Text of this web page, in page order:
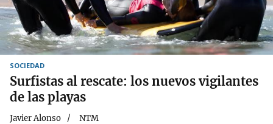
SOCIEDAD
Surfistas al rescate: los nuevos vigilantes
de las playas
Javier Alonso NTM